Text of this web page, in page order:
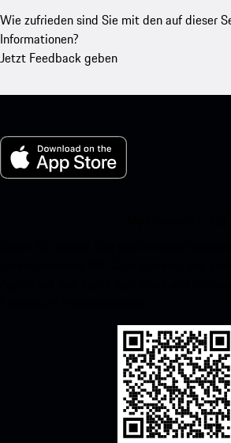
Wie zufrieden sind Sie mit den auf dieser
Informationen?
Jetzt Feedback geben